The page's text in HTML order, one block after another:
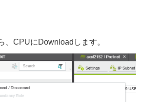
、CPUにDownloadします。